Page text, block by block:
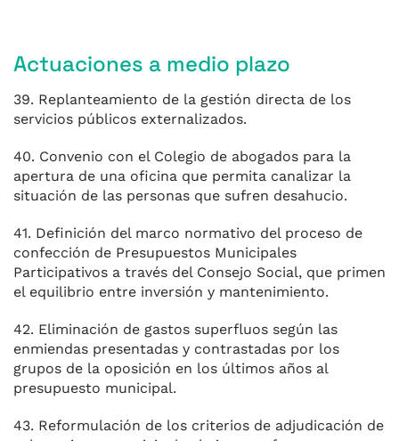
Actuaciones a medio plazo
39. Replanteamiento de la gestión directa de los
servicios públicos externalizados.
40. Convenio con el Colegio de abogados para la
apertura de una oficina que permita canalizar la
situación de las personas que sufren desahucio.
41. Definición del marco normativo del proceso de
confección de Presupuestos Municipales
Participativos a través del Consejo Social, que primen
el equilibrio entre inversión y mantenimiento.
42. Eliminación de gastos superfluos según las
enmiendas presentadas y contrastadas por los
grupos de la oposición en los últimos años al
presupuesto municipal.
43. Reformulación de los criterios de adjudicación de